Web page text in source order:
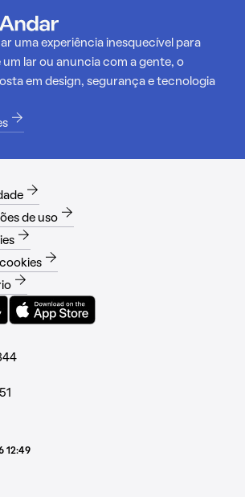
uma experiência inesquecível para
um lar ou anuncia com a gente, o
em design, segurança e tecnologia
de uso
12:49